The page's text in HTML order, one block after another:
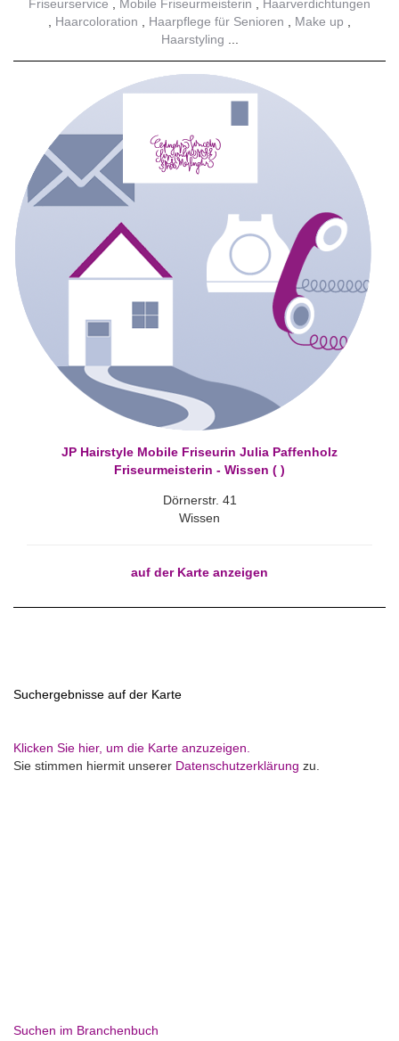
Friseurservice
Mobile Friseurmeisterin
Haarverdichtungen
Haarcoloration
Haarpflege für Senioren
Make up
Haarstyling
JP Hairstyle Mobile Friseurin Julia Paffenholz
Friseurmeisterin - Wissen ( )
Dörnerstr. 41
Wissen
auf der Karte anzeigen
Suchergebnisse auf der Karte
Klicken Sie hier, um die Karte anzuzeigen.
Sie stimmen hiermit unserer Datenschutzerklärung zu.
Suchen im Branchenbuch